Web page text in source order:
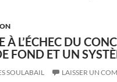
À L’ÉCHEC DU
FOND ET UN
SOULABAIL LAISSER UN